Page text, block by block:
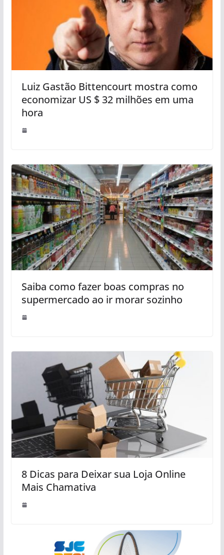
Luiz Gastão Bittencourt mostra como
economizar US $ 32 milhões em uma
hora
Saiba como fazer boas compras no
supermercado ao ir morar sozinho
8 Dicas para Deixar sua Loja Online
Mais Chamativa